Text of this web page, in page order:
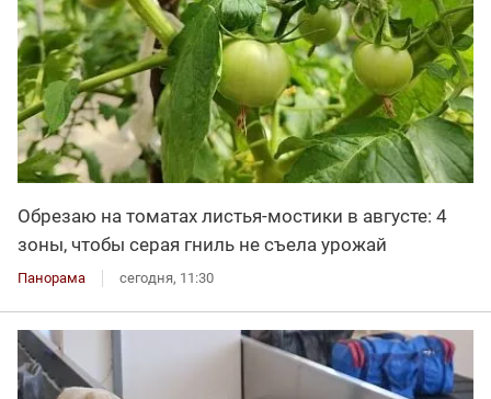
Обрезаю на томатах листья-мостики в августе: 4
зоны, чтобы серая гниль не съела урожай
Панорама сегодня, 11:30